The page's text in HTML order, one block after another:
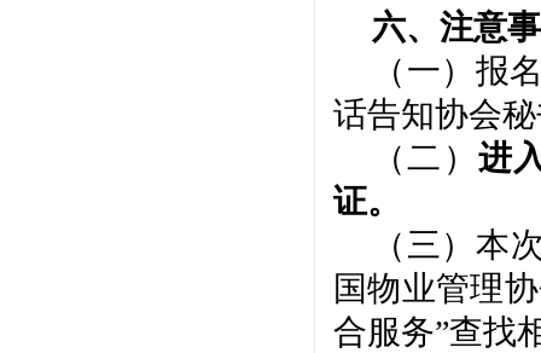
六、注意
（一）报
话告知协会
（二 ） 进
证。
（ 三）本
国物业管理
合服务”查找